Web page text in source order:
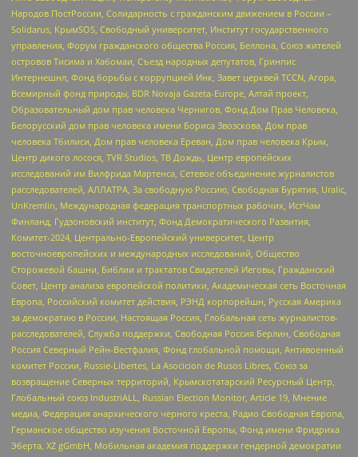
Народов ПостРоссии, Солидарность с гражданским движением в России –
Solidarus, КрымSOS, Свободный университет, Институт государственного
управления, Форум гражданского общества Россия, Беллона, Союз жителей
островов Тисима и Хабомаи, Съезд народных депутатов, Гринпис
Интернешнл, Фонд борьбы с коррупцией Инк, Завет церквей TCCN, Агора,
Всемирный фонд природы, BDR Novaja Gazeta-Europe, Алтай проект,
Образовательный дом прав человека Чернигов, Фонд Дом Прав Человека,
Белорусский дом прав человека имени Бориса Звозскова, Дом прав
человека Тбилиси, Дом прав человека Ереван, Дом прав человека Крым,
Центр дикого лосося, TVR Studios, ТВ Дождь, Центр европейских
исследований им Вилфрида Мартенса, Сетевое объединение журналистов
расследователей, АЛЛАТРА, За свободную Россию, Свободная Бурятия, Uralic,
UnKremlin, Международная федерация транспортных рабочих, ИстЧам
Финланд, Гудзоновский институт, Фонд Демократического Развития,
Комитет-2024, Центрально-Европейский университет, Центр
восточноевропейских и международных исследований, Общество
Сторожевой башни, Библии и трактатов Свидетелей Иеговы, Гражданский
Совет, Центр анализа европейской политики, Академическая сеть Восточная
Европа, Российский комитет действия, РЭНД корпорейшн, Русская Америка
за демократию в России, Настоящая Россия, Глобальная сеть журналистов-
расследователей, Служба поддержки, Свободная Россия Берлин, Свободная
Россия Северный Рейн-Вестфалия, Фонд глобальной помощи, Антивоенный
комитет России, Russie-Libertes, La Asocicion de Rusos Libres, Союз за
возвращение Северных территорий, Крымскотатарский Ресурсный Центр,
Глобальный союз IndustriALL, Russian Election Monitor, Article 19, Мнение
медиа, Федерация анархического черного креста, Радио Свободная Европа,
Германское общество изучения Восточной Европы, Фонд имени Фридриха
Эберта, XZ gGmbH, Мобильная академия поддержки гендерной демократии